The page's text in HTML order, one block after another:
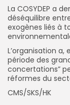
La COSYDEP a
déséquilibre
exogènes liés à
L’organisation
période des
concertations”
réformes du
CMS/SKS/HK